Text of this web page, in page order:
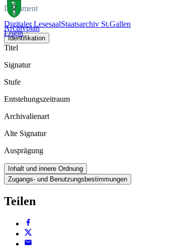
Digitaler LesesaalStaatsarchiv St.Gallen
Login
Dokument
Archivplan
Identifikation
Titel
Signatur
Stufe
Entstehungszeitraum
Archivalienart
Alte Signatur
Ausprägung
Inhalt und innere Ordnung
Zugangs- und Benutzungsbestimmungen
Teilen